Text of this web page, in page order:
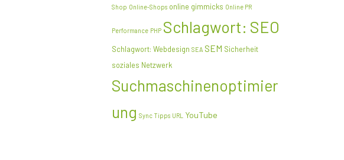
Shop Online-Shops online gimmicks Online PR
Performance PHP Schlagwort: SEO
Schlagwort: Webdesign SEA SEM Sicherheit
soziales Netzwerk
Suchmaschinenoptimier
ung Sync Tipps URL YouTube